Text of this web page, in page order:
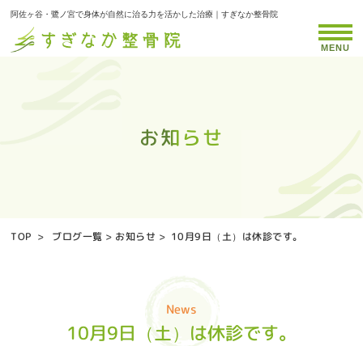
阿佐ヶ谷・鷺ノ宮で身体が自然に治る力を活かした治療｜すぎなか整骨院
お知らせ
お知らせ
お知らせ
お知らせ
お知らせ
お知らせ
お知らせ
お知らせ
お知らせ
お知らせ
お知らせ
お知らせ
お知らせ
お知らせ
お知らせ
お知らせ
お知らせ
お知らせ
お知らせ
お知らせ
お知らせ
お知らせ
お知らせ
お知らせ
お知らせ
お知らせ
お知らせ
お知らせ
お知らせ
お知らせ
お知らせ
お知らせ
お知らせ
お知らせ
お知らせ
MENU
TOP > ブログ一覧 > お知らせ > 10月9日（土）は休診です。
News
10月9日（土）は休診です。